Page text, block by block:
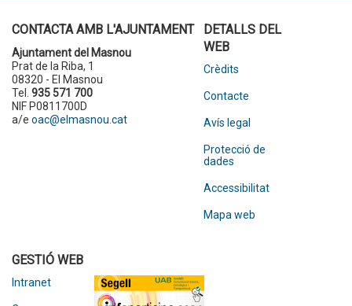
CONTACTA AMB L'AJUNTAMENT
Ajuntament del Masnou
Prat de la Riba, 1
08320 - El Masnou
Tel. 935 571 700
NIF P0811700D
a/e oac@elmasnou.cat
DETALLS DEL
WEB
Crèdits
Contacte
Avís legal
Protecció de
dades
Accessibilitat
Mapa web
GESTIÓ WEB
Intranet